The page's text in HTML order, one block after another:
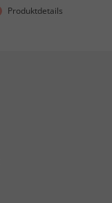
Produktdetails